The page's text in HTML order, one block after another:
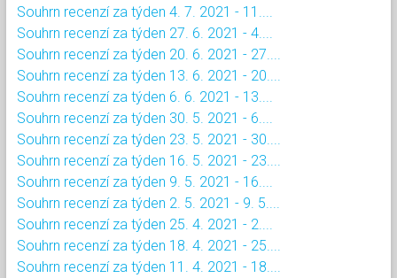
Souhrn recenzí za týden 4. 7. 2021 - 11....
Souhrn recenzí za týden 27. 6. 2021 - 4....
Souhrn recenzí za týden 20. 6. 2021 - 27....
Souhrn recenzí za týden 13. 6. 2021 - 20....
Souhrn recenzí za týden 6. 6. 2021 - 13....
Souhrn recenzí za týden 30. 5. 2021 - 6....
Souhrn recenzí za týden 23. 5. 2021 - 30....
Souhrn recenzí za týden 16. 5. 2021 - 23....
Souhrn recenzí za týden 9. 5. 2021 - 16....
Souhrn recenzí za týden 2. 5. 2021 - 9. 5....
Souhrn recenzí za týden 25. 4. 2021 - 2....
Souhrn recenzí za týden 18. 4. 2021 - 25....
Souhrn recenzí za týden 11. 4. 2021 - 18....